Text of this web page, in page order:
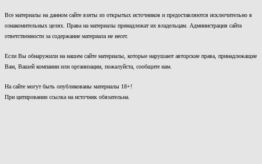
Все материалы на данном сайте взяты из открытых источников и предоставляются исключительно в
ознакомительных целях. Права на материалы принадлежат их владельцам. Администрация сайта
ответственности за содержание материала не несет.
Если Вы обнаружили на нашем сайте материалы, которые нарушают авторские права, принадлежащие
Вам, Вашей компании или организации, пожалуйста, сообщите нам.
На сайте могут быть опубликованы материалы 18+!
При цитировании ссылка на источник обязательна.